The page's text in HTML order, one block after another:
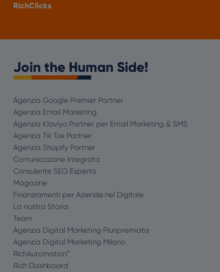
RichClicks.
Join the Human Side!
Agenzia Google Premier Partner
Agenzia Email Marketing
Agenzia Klaviyo Partner per Email Marketing & SMS
Agenzia Tik Tok Partner
Agenzia Shopify Partner
Comunicazione Integrata
Consulente SEO Esperto
Magazine
Finanziamenti per Aziende nel Digitale
La nostra Storia
Team
Agenzia Digital Marketing Pluripremiata
Agenzia Digital Marketing Milano
RichAutomation™
Rich Dashboard